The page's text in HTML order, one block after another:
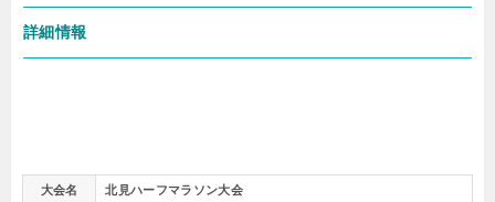
詳細情報
大会名 北見ハーフマラソン大会